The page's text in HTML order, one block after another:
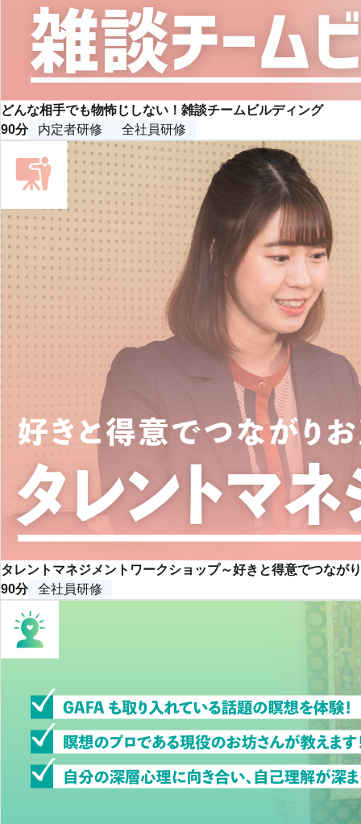
どんな相手でも物怖じしない！雑談チームビルディング
90分
内定者研修 全社員研修
タレントマネジメントワークショップ～好きと得意でつなが
90分
全社員研修